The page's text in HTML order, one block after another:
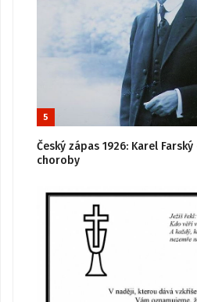
5
Český zápas 1926: Karel
choroby